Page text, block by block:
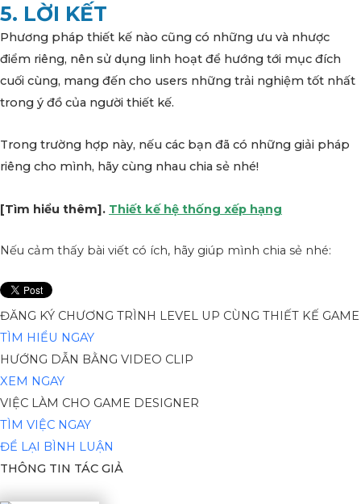
5. LỜI KẾT
Phương pháp thiết kế nào cũng có những ưu và nhược
điểm riêng, nên sử dụng linh hoạt để hướng tới mục đích
cuối cùng, mang đến cho users những trải nghiệm tốt nhất
trong ý đồ của người thiết kế.
Trong trường hợp này, nếu các bạn đã có những giải pháp
riêng cho mình, hãy cùng nhau chia sẻ nhé!
[Tìm hiểu thêm]. Thiết kế hệ thống xếp hạng
Nếu cảm thấy bài viết có ích, hãy giúp mình chia sẻ nhé:
ĐĂNG KÝ CHƯƠNG TRÌNH LEVEL UP CÙNG THIẾT KẾ GAME
TÌM HIỂU NGAY
HƯỚNG DẪN BẰNG VIDEO CLIP
XEM NGAY
VIỆC LÀM CHO GAME DESIGNER
TÌM VIỆC NGAY
ĐỂ LẠI BÌNH LUẬN
THÔNG TIN TÁC GIẢ